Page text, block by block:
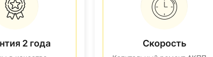
2 года Скорость